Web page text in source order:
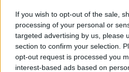
If you wish to opt-out of the sale,
processing of your personal or
targeted advertising by us, please
section to confirm your selection.
opt-out request is processed you
interest-based ads based on
HAZAI GÓLSZERZŐK
93'Tamás Zalán Galántai
HAZAI CSERÉK